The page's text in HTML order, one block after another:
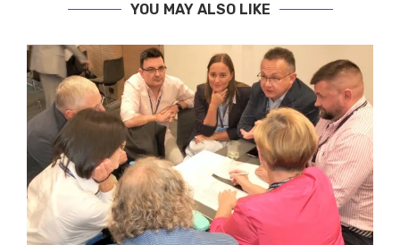
YOU MAY ALSO LIKE